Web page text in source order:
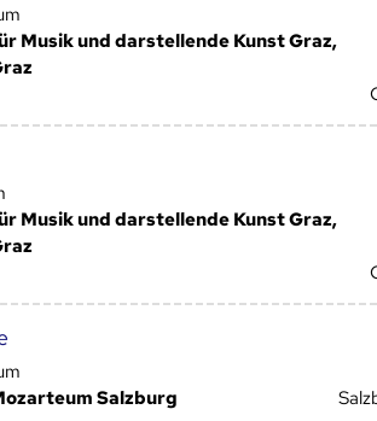
Musik und darstellende Kunst Graz,
Musik und darstellende Kunst Graz,
Salzburg